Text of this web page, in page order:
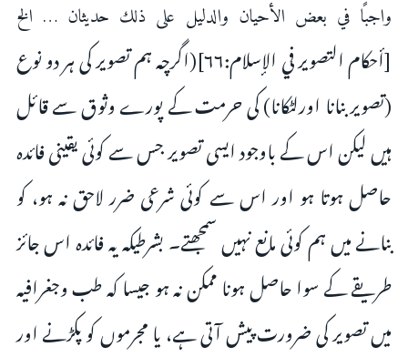
واجبًا في بعض الأحیان والدلیل علی ذلك حدیثان … الخ
[أحکام التصویر في الإسلام:۶۶](اگرچہ ہم تصویر کی ہر دو نوع
(تصویر بنانا اورلٹکانا) کی حرمت کے پورے وثوق سے قائل
ہیں لیکن اس کے باوجود ایسی تصویر جس سے کوئی یقینی فائدہ
حاصل ہوتا ہو اور اس سے کوئی شرعی ضرر لاحق نہ ہو، کو
بنانے میں ہم کوئی مانع نہیں سمجھتے۔ بشرطیکہ یہ فائدہ اس جائز
طریقے کے سوا حاصل ہونا ممکن نہ ہو جیسا کہ طب وجغرافیہ
میں تصویر کی ضرورت پیش آتی ہے، یا مجرموں کو پکڑنے اور